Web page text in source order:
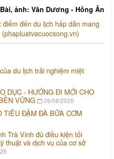
Bài, ảnh: Văn Dương - Hồng Ân
đến du lịch hấp dẫn mang
du lịch trải nghiệm miệt
DỤC - HƯỚNG ĐI MỚI CHO
VỮNG
06/08/2026
TIÊU ĐẬM ĐÀ BỮA CƠM
Trà Vinh đủ điều kiện tối
thuật và dịch vụ của cơ sở